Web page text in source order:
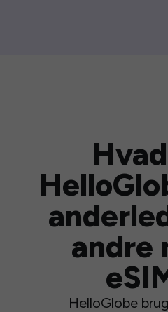
andre
HelloGlobe